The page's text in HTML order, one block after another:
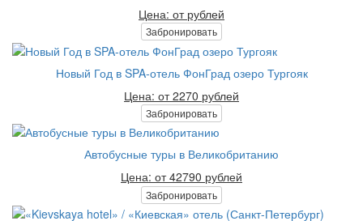
Цена: от рублей
Забронировать
Новый Год в SPA-отель ФонГрад озеро Тургояк
Цена: от 2270 рублей
Забронировать
Автобусные туры в Великобританию
Цена: от 42790 рублей
Забронировать